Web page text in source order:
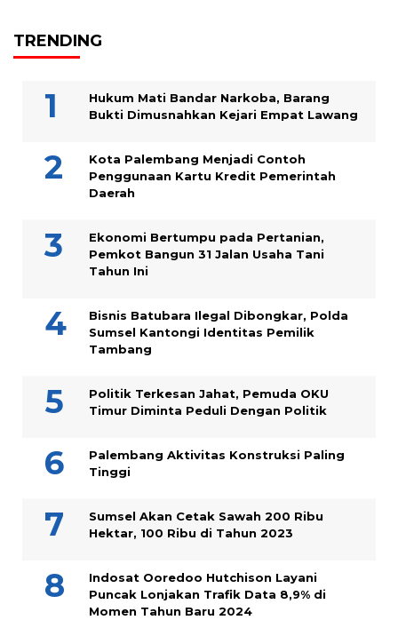
TRENDING
Hukum Mati Bandar Narkoba, Barang
Bukti Dimusnahkan Kejari Empat Lawang
Kota Palembang Menjadi Contoh
Penggunaan Kartu Kredit Pemerintah
Daerah
Ekonomi Bertumpu pada Pertanian,
Pemkot Bangun 31 Jalan Usaha Tani
Tahun Ini
Bisnis Batubara Ilegal Dibongkar, Polda
Sumsel Kantongi Identitas Pemilik
Tambang
Politik Terkesan Jahat, Pemuda OKU
Timur Diminta Peduli Dengan Politik
Palembang Aktivitas Konstruksi Paling
Tinggi
Sumsel Akan Cetak Sawah 200 Ribu
Hektar, 100 Ribu di Tahun 2023
Indosat Ooredoo Hutchison Layani
Puncak Lonjakan Trafik Data 8,9% di
Momen Tahun Baru 2024